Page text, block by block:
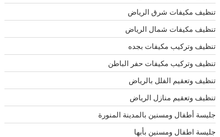
تنظيف مكيفات شرق الرياض
تنظيف مكيفات شمال الرياض
تنظيف وتركيب مكيفات بجده
تنظيف وتركيب مكيفات حفر الباطن
تنظيف وتعقيم الفلل بالرياض
تنظيف وتعقيم منازل الرياض
جليسة أطفال ومسنين بالمدينة المنورة
جليسة اطفال ومسنين بأبها